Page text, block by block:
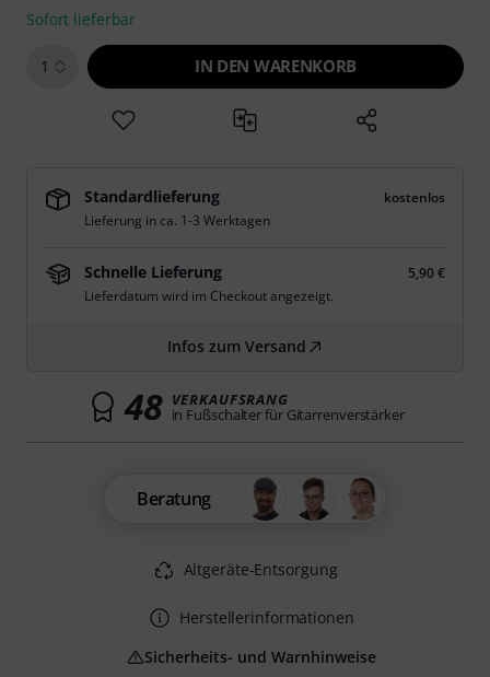
Sofort lieferbar
1 IN DEN WARENKORB
Standardlieferung
kostenlos
Lieferung in ca. 1-3 Werktagen
Schnelle Lieferung
5,90 €
Lieferdatum wird im Checkout angezeigt.
Infos zum Versand
48 VERKAUFSRANG
in Fußschalter für Gitarrenverstärker
Beratung
Altgeräte-Entsorgung
Herstellerinformationen
Sicherheits- und Warnhinweise